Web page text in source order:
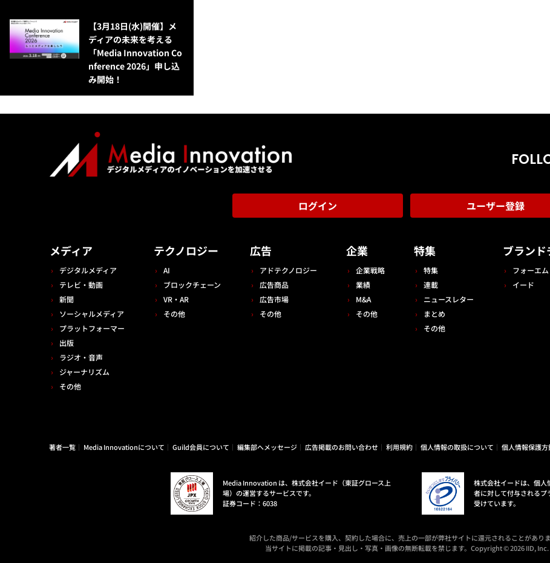
【3月18日(水)開催】メ
ディアの未来を考える
「Media Innovation Co
nference 2026」申し込
み開始！
ログイン ユーザー登録
メディア
デジタルメディア
テレビ・動画
新聞
ソーシャルメディア
プラットフォーマー
出版
ラジオ・音声
ジャーナリズム
その他
テクノロジー
AI
ブロックチェーン
VR・AR
その他
広告
アドテクノロジー
広告商品
広告市場
その他
企業
企業戦略
業績
M&A
その他
特集
特集
連載
ニュースレター
まとめ
その他
ブラン
フォーエム
イード
著者一覧 Media Innovationについて Guild会員について 編集部へメッセージ 広告掲載のお問い合わせ 利用規約 個人情報の取扱について 個人情報保護方
Media Innovation は、株式会社イード（東証グロース上
場）の運営するサービスです。
証券コード：6038
株式会社イードは、個
者に対して付与されるプ
受けています。
紹介した商品/サービスを購入、契約した場合に、売上の一部が弊社サイトに還元されることがありま
当サイトに掲載の記事・見出し・写真・画像の無断転載を禁じます。Copyright © 2026 IID, Inc.